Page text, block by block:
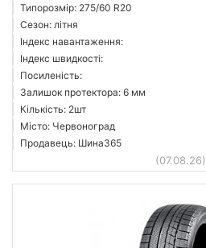
Типорозмір: 275/60 R20
Сезон: літня
Індекс навантаження:
Індекс швидкості:
Посиленість:
Залишок протектора: 6 мм
Кількість: 2шт
Місто: Червоноград
Продавець: Шина365
(07.08.26)